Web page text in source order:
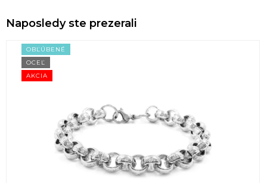
Naposledy ste prezerali
AKCIA
OBĽÚBENÉ
OCEĽ